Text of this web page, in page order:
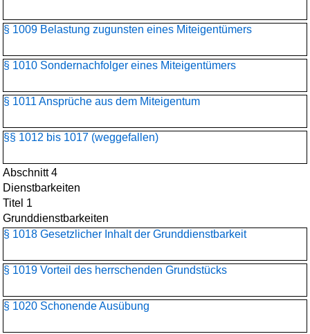
§ 1009 Belastung zugunsten eines Miteigentümers
§ 1010 Sondernachfolger eines Miteigentümers
§ 1011 Ansprüche aus dem Miteigentum
§§ 1012 bis 1017 (weggefallen)
Abschnitt 4
Dienstbarkeiten
Titel 1
Grunddienstbarkeiten
§ 1018 Gesetzlicher Inhalt der Grunddienstbarkeit
§ 1019 Vorteil des herrschenden Grundstücks
§ 1020 Schonende Ausübung